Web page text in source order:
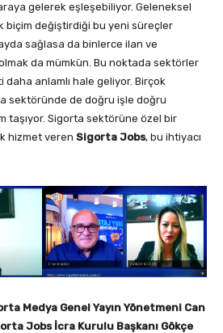
gelerek eşleşebiliyor. Geleneksel
biçim değiştirdiği bu yeni süreçler
sağlasa da binlerce ilan ve
da mümkün. Bu noktada sektörler
anlamlı hale geliyor. Birçok
sektöründe de doğru işle doğru
taşıyor. Sigorta sektörüne özel bir
hizmet veren Sigorta Jobs, bu ihtiyacı
Medya Genel Yayın Yönetmeni Can
Jobs İcra Kurulu Başkanı Gökçe